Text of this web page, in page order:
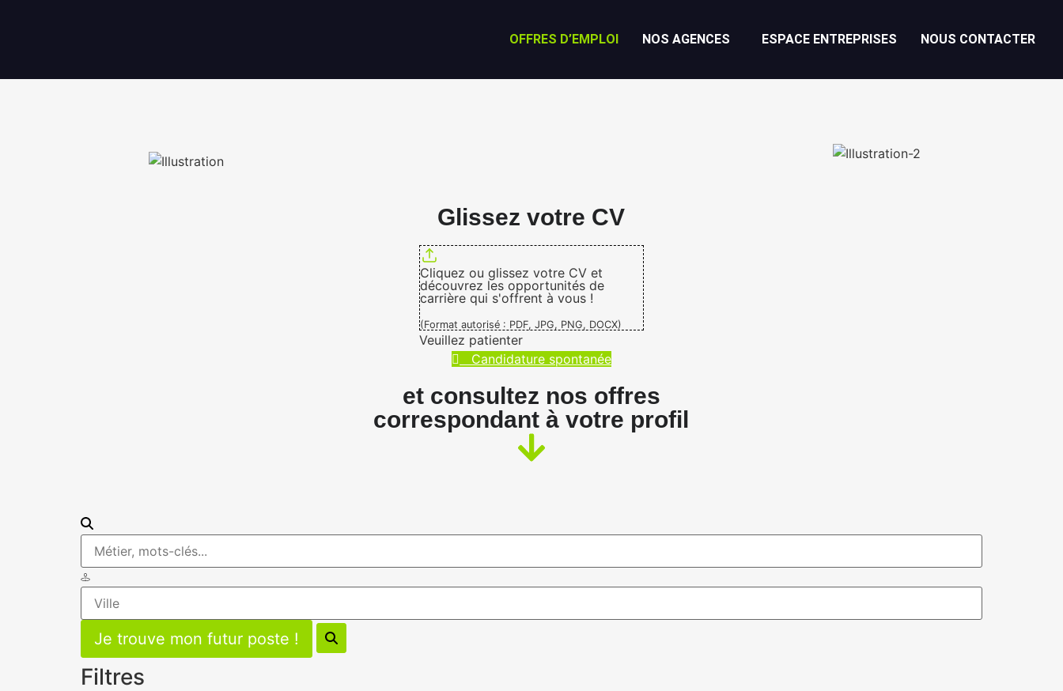
OFFRES D’EMPLOI NOS AGENCES ESPACE ENTREPRISES NOUS CONTACTER
Glissez votre CV
Cliquez ou glissez votre CV et
découvrez les opportunités de
carrière qui s'offrent à vous !
(Format autorisé : PDF, JPG, PNG, DOCX)
Veuillez patienter
Candidature spontanée
et consultez nos offres
correspondant à votre profil
Filtres